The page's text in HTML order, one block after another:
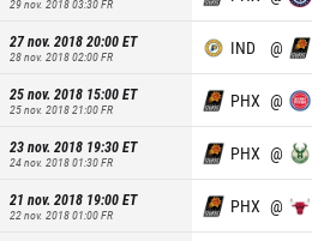
29 nov. 2018 03:30FR
27 nov. 2018 20:00ET
28 nov. 2018 02:00FR IND @
25 nov. 2018 15:00ET
25 nov. 2018 21:00FR PHX @
23 nov. 2018 19:30ET
24 nov. 2018 01:30FR PHX @
21 nov. 2018 19:00ET
22 nov. 2018 01:00FR PHX @